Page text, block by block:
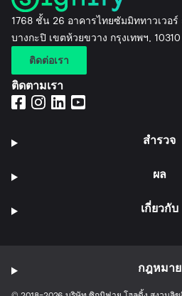
1768 ชั้น 26 อาคารไทยซัมมิททาวเวอ
บางกะปิ เขตห้วยขวาง กรุงเทพฯ, 10310
ติดต่อเรา
ติดตามเรา
สำรวจ
ผล
เกี่ยวกับ
กฎหมาย